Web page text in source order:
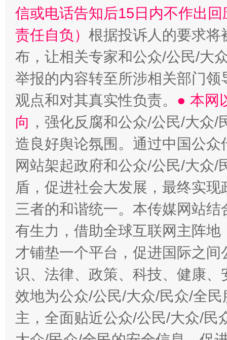
信或电话告知后15日内不作出
责任自负） 根据投诉人的要求将
布，让相关专家和公众/公民/大
举报的内容转至所涉相关部门
观点和对其真实性负责。 ● 本网
向 ，强化反腐和公众/公民/大众
造良好舆论氛围。通过中国公
网站架起政府和公众/公民/大众
盾，促进社会大发展，最终实
三者的和谐统一。本传媒网站
有生力，借助全球互联网主阵
才铺垫一个平台，促进国际之
识、法律、政策、科技、健康
效地为公众/公民/大众/民众/全
主，全面贴近公众/公民/大众/民